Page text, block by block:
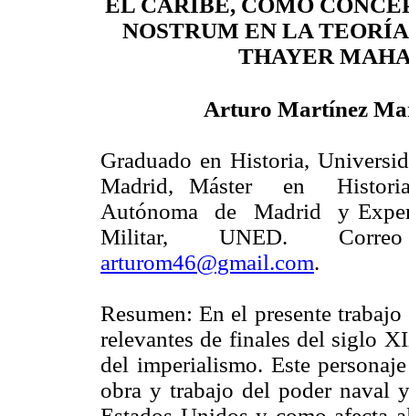
EL CARIBE, COMO
NOSTRUM EN LA
THAYER
Arturo Martínez
Graduado en Historia,
Madrid, Máster en
Autónoma de Madrid y
Militar, UNED. Correo
arturom46@gmail.com.
Resumen: En el presente
relevantes de finales del siglo
del imperialismo. Este
obra y trabajo del poder naval